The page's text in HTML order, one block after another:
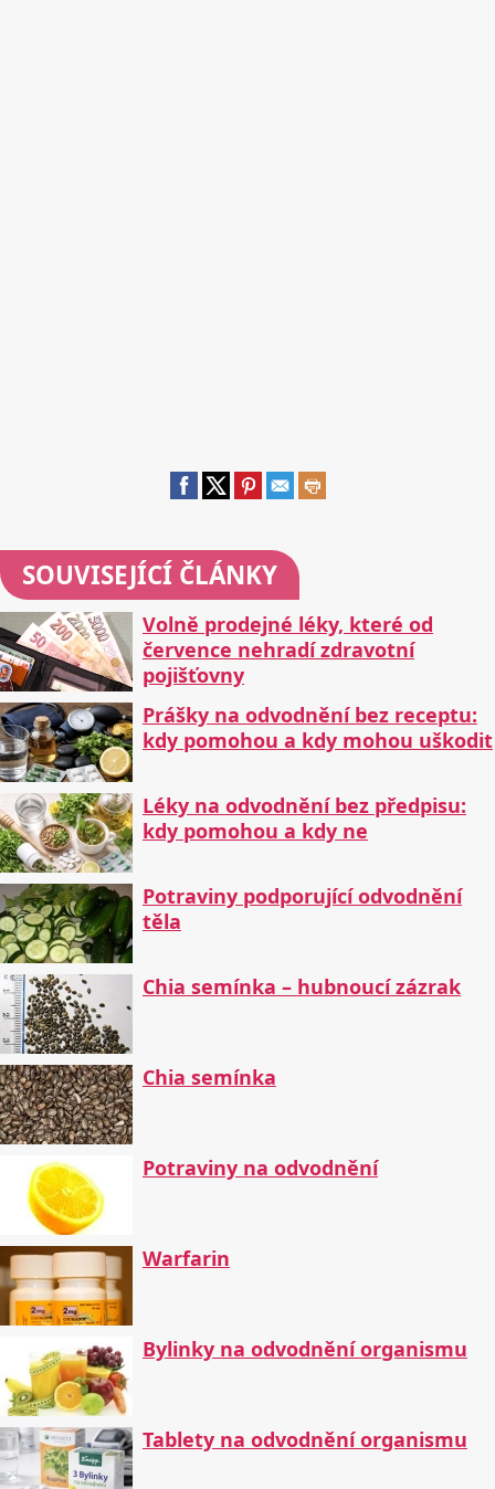
SOUVISEJÍCÍ ČLÁNKY
Volně prodejné léky, které od
července nehradí zdravotní
pojišťovny
Prášky na odvodnění bez receptu:
kdy pomohou a kdy mohou uškodit
Léky na odvodnění bez předpisu:
kdy pomohou a kdy ne
Potraviny podporující odvodnění
těla
Chia semínka – hubnoucí zázrak
Chia semínka
Potraviny na odvodnění
Warfarin
Bylinky na odvodnění organismu
Tablety na odvodnění organismu